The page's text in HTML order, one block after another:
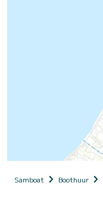
Samboat Boothuur